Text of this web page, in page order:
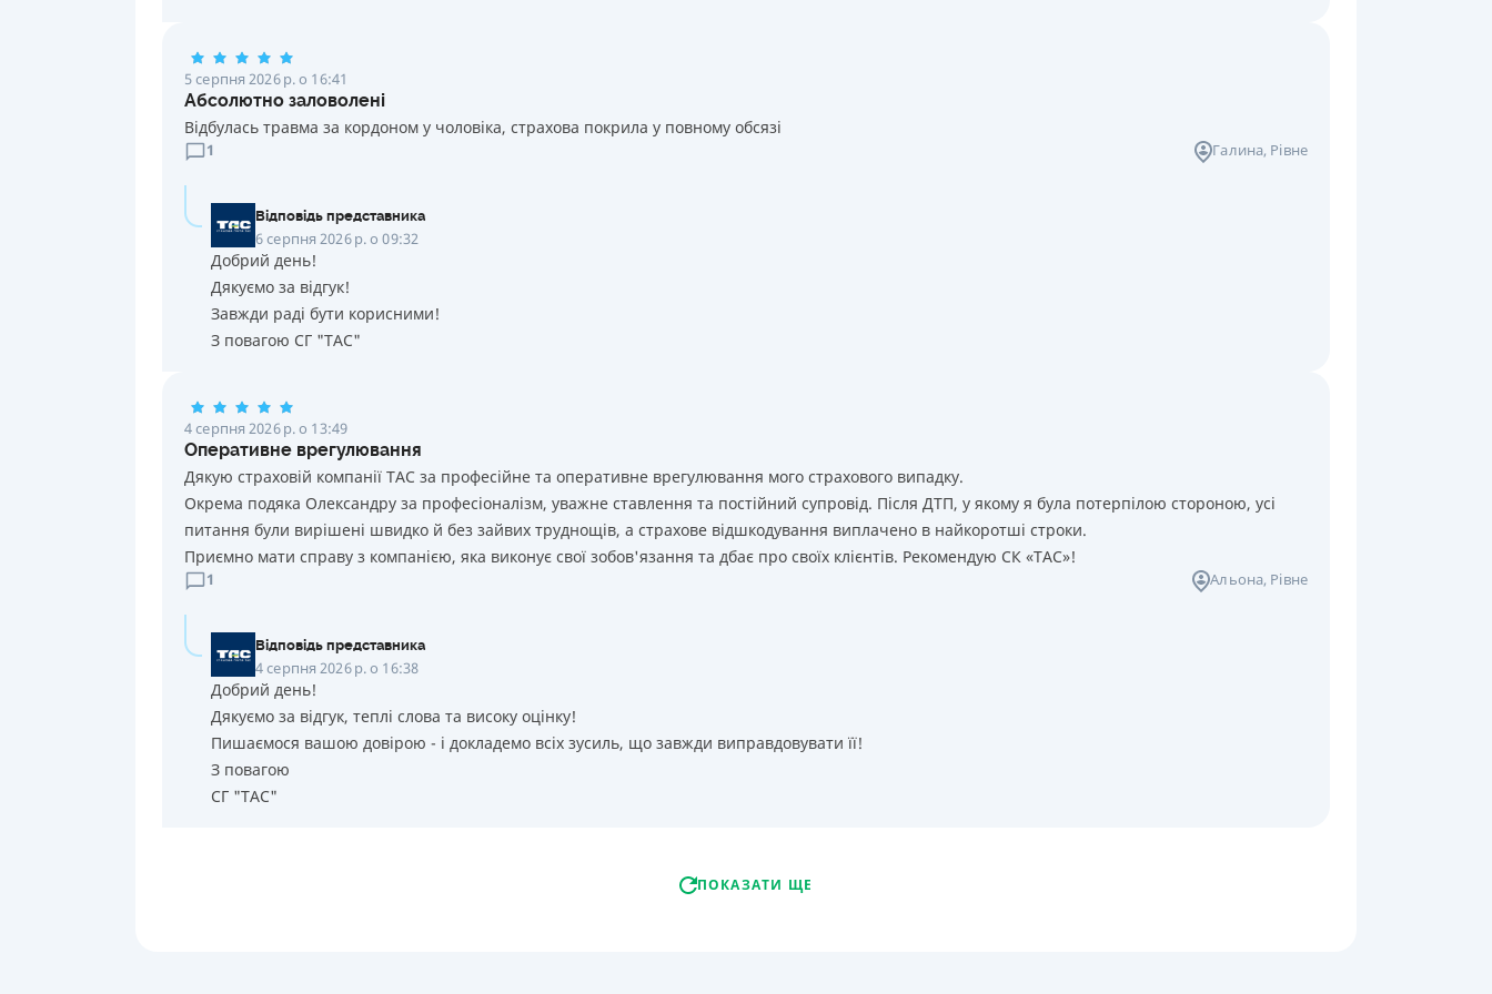
5 серпня 2026 р. о 16:41
Абсолютно заловолені
Відбулась травма за кордоном у чоловіка, страхова покрила у повному обсязі
1 Галина, Рівне
Відповідь представника
6 серпня 2026 р. о 09:32
Добрий день!
Дякуємо за відгук!
Завжди раді бути корисними!
З повагою СГ "ТАС"
4 серпня 2026 р. о 13:49
Оперативне врегулювання
Дякую страховій компанії ТАС за професійне та оперативне врегулювання мого страхового випадку.
Окрема подяка Олександру за професіоналізм, уважне ставлення та постійний супровід. Після ДТП, у якому я була потерпілою стороною, усі
питання були вирішені швидко й без зайвих труднощів, а страхове відшкодування виплачено в найкоротші строки.
Приємно мати справу з компанією, яка виконує свої зобов'язання та дбає про своїх клієнтів. Рекомендую СК «ТАС»!
1 Альона, Рівне
Відповідь представника
4 серпня 2026 р. о 16:38
Добрий день!
Дякуємо за відгук, теплі слова та високу оцінку!
Пишаємося вашою довірою - і докладемо всіх зусиль, що завжди виправдовувати її!
З повагою
СГ "ТАС"
ПОКАЗАТИ ЩЕ